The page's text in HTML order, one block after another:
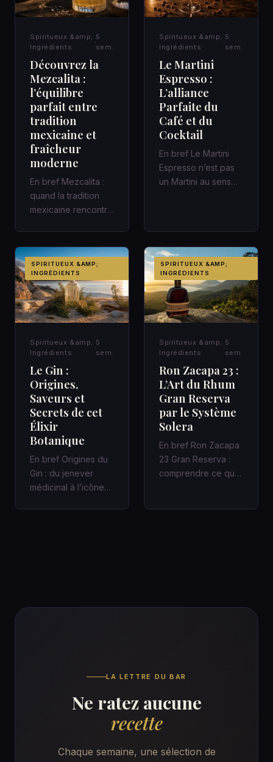
Spiritueux &amp;
Ingrédients
5
sem.
Découvrez la
Mezcalita :
l’équilibre
parfait entre
tradition
mexicaine et
fraîcheur
moderne
En bref Mezcalita :
quand la tradition
mexicaine rencontre
d’a…
Spiritueux &amp;
Ingrédients
5
sem.
Le Martini
Espresso :
L’alliance
Parfaite du
Café et du
Cocktail
En bref Le Martini
Espresso n’est pas
un Martini au sens
SPIRITUEUX &AMP;
INGRÉDIENTS
Spiritueux &amp;
Ingrédients
5
sem.
Le Gin :
Origines,
Saveurs et
Secrets de cet
Élixir
Botanique
En bref Origines du
Gin : du jenever
médicinal à l’icône
SPIRITUEUX &AMP;
INGRÉDIENTS
Spiritueux &amp;
Ingrédients
5
sem.
Ron Zacapa 23 :
L’Art du Rhum
Gran Reserva
par le Système
Solera
En bref Ron Zacapa
23 Gran Reserva :
comprendre ce que
LA LETTRE DU BAR
Ne ratez aucune
recette
Chaque semaine, une sélection de